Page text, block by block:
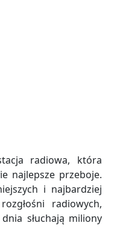
radiowa, która
najlepsze przeboje.
i najbardziej
radiowych,
słuchają miliony